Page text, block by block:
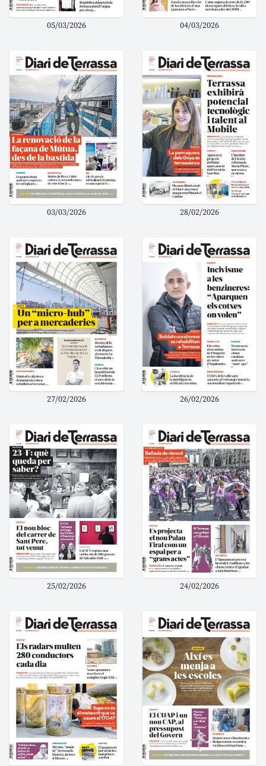
05/03/2026 04/03/2026
03/03/2026 28/02/2026
27/02/2026 26/02/2026
25/02/2026 24/02/2026